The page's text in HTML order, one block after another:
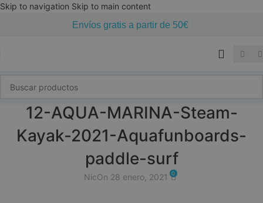
Skip to navigation Skip to main content
Envíos gratis a partir de 50€
12-AQUA-MARINA-Steam-
Kayak-2021-Aquafunboards-
paddle-surf
NicOn 28 enero, 2021 0